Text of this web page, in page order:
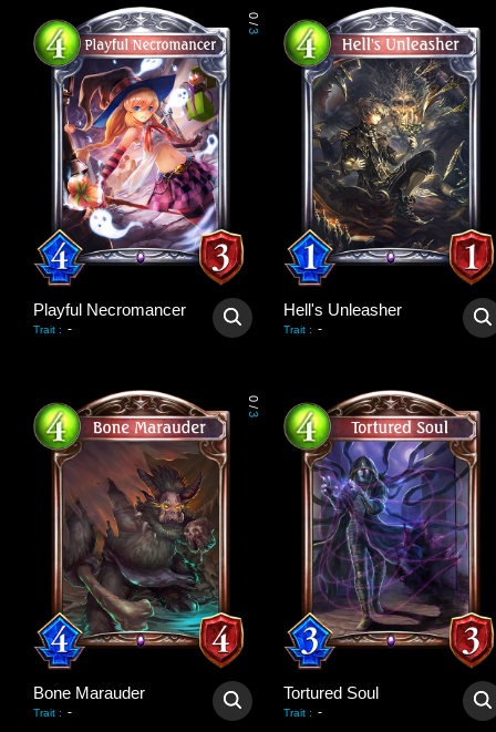
0
/
3
Playful Necromancer
Trait : -
Hell's Unleasher
Trait : -
0
/
3
Bone Marauder
Trait : -
Tortured Soul
Trait : -